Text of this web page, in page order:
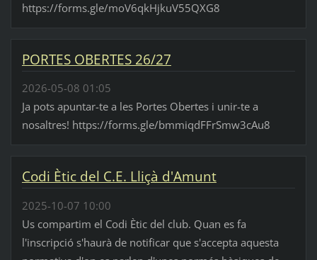
https://forms.gle/moV6qkHjkuV55QXG8
PORTES OBERTES 26/27
2026-05-08 01:05
Ja pots apuntar-te a les Portes Obertes i unir-te a
nosaltres! https://forms.gle/bmmiqdFFrSmw3cAu8
Codi Ètic del C.E. Lliçà d'Amunt
2025-10-07 10:00
Us compartim el Codi Ètic del club. Quan es fa
l'inscripció s'haurà de notificar que s'accepta aquesta